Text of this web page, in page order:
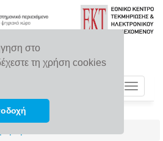
στο
τη χρήση cookies
Toggle